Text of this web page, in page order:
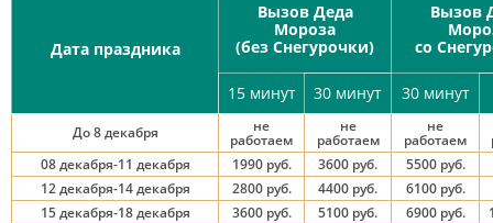
Дата праздника
Вызов Деда
Мороза
(без Снегурочки)
Вызов
со
15 минут 30 минут 30 минут
До 8 декабря не
работаем
не
работаем
не
работаем
08 декабря-11 декабря
1990 руб. 3600 руб. 5500 руб.
12 декабря-14 декабря
2800 руб. 4400 руб. 6100 руб.
15 декабря-18 декабря
3600 руб. 5100 руб. 6900 руб.